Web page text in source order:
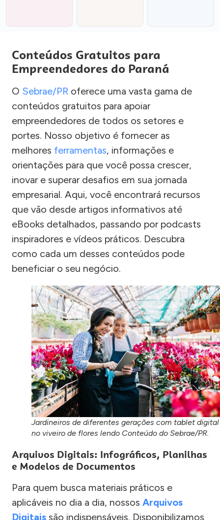
Conteúdos Gratuitos para
Empreendedores do Paraná
O Sebrae/PR oferece uma vasta gama de
conteúdos gratuitos para apoiar
empreendedores de todos os setores e
portes. Nosso objetivo é fornecer as
melhores ferramentas, informações e
orientações para que você possa crescer,
inovar e superar desafios em sua jornada
empresarial. Aqui, você encontrará recursos
que vão desde artigos informativos até
eBooks detalhados, passando por podcasts
inspiradores e vídeos práticos. Descubra
como cada um desses conteúdos pode
beneficiar o seu negócio.
Jardineiros de diferentes gerações com tablet digital
no viveiro de flores lendo Conteúdo do Sebrae/PR.
Arquivos Digitais: Infográficos, Planilhas
e Modelos de Documentos
Para quem busca materiais práticos e
aplicáveis no dia a dia, nossos Arquivos
Digitais são indispensáveis. Disponibilizamos